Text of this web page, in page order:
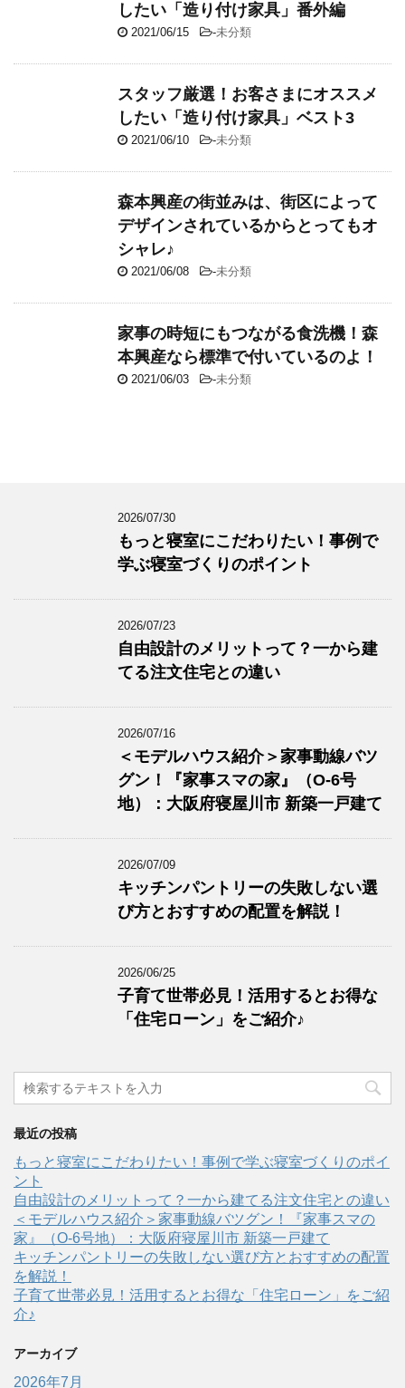
したい「造り付け家具」番外編
2021/06/15 -未分類
スタッフ厳選！お客さまにオススメ
したい「造り付け家具」ベスト3
2021/06/10 -未分類
森本興産の街並みは、街区によって
デザインされているからとってもオ
シャレ♪
2021/06/08 -未分類
家事の時短にもつながる食洗機！森
本興産なら標準で付いているのよ！
2021/06/03 -未分類
2026/07/30
もっと寝室にこだわりたい！事例で
学ぶ寝室づくりのポイント
2026/07/23
自由設計のメリットって？一から建
てる注文住宅との違い
2026/07/16
＜モデルハウス紹介＞家事動線バツ
グン！『家事スマの家』（O-6号
地）：大阪府寝屋川市 新築一戸建て
2026/07/09
キッチンパントリーの失敗しない選
び方とおすすめの配置を解説！
2026/06/25
子育て世帯必見！活用するとお得な
「住宅ローン」をご紹介♪
最近の投稿
もっと寝室にこだわりたい！事例で学ぶ寝室づくりのポイ
ント
自由設計のメリットって？一から建てる注文住宅との違い
＜モデルハウス紹介＞家事動線バツグン！『家事スマの
家』（O-6号地）：大阪府寝屋川市 新築一戸建て
キッチンパントリーの失敗しない選び方とおすすめの配置
を解説！
子育て世帯必見！活用するとお得な「住宅ローン」をご紹
介♪
アーカイブ
2026年7月